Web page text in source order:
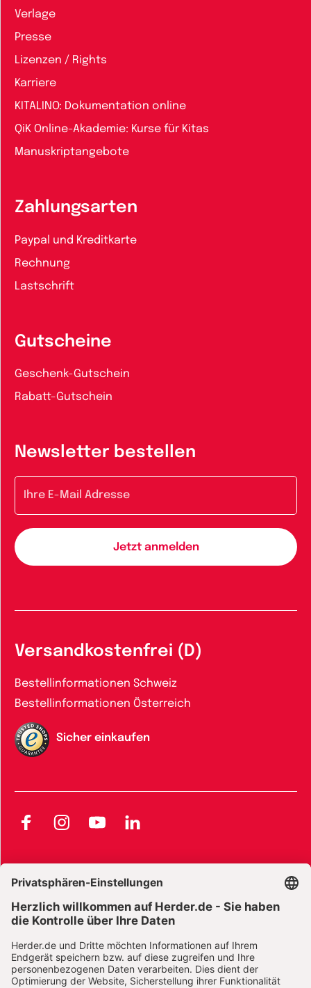
Verlage
Presse
Lizenzen / Rights
Karriere
KITALINO: Dokumentation online
QiK Online-Akademie: Kurse für Kitas
Manuskriptangebote
Zahlungsarten
Paypal und Kreditkarte
Rechnung
Lastschrift
Gutscheine
Geschenk-Gutschein
Rabatt-Gutschein
Newsletter bestellen
Versandkostenfrei (D)
Bestellinformationen Schweiz
Bestellinformationen Österreich
Sicher einkaufen
FacebookInstagramYouTubeLinkedIn
Widerrufsbelehrung E-Books
Widerrufsbelehrung Zeitschriften Datenschutz
Datenschutz Social Media Barrierefreiheit
Vertrag widerrufen